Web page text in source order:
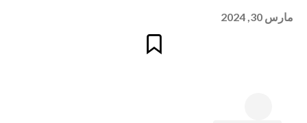
وسائل الإعلام
مارس 30, 2024